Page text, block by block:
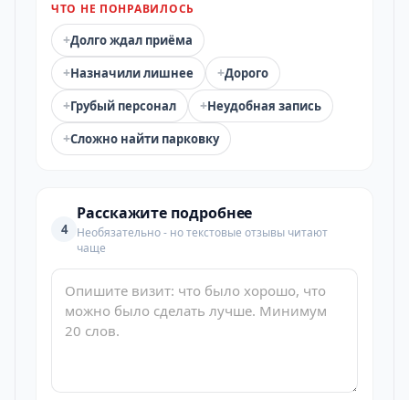
ЧТО НЕ ПОНРАВИЛОСЬ
+Долго ждал приёма
+Назначили лишнее +Дорого
+Грубый персонал +Неудобная запись
+Сложно найти парковку
4
Расскажите подробнее
Необязательно - но текстовые отзывы читают
чаще